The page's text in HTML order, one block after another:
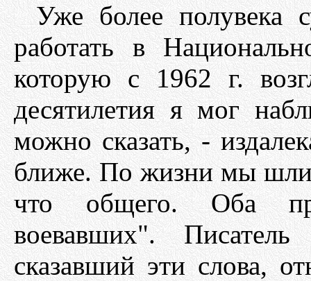
Уже более полувека
работать в
которую с 1962 г.
десятилетия я мог
можно сказать, -
ближе. По жизни мы шли
что общего. Оба
воевавших".
сказавший эти слова,